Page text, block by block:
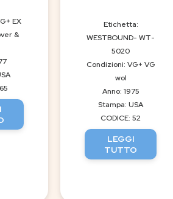
EX
&
Etichetta:
WESTBOUND- WT-
5020
Condizioni: VG+ VG
wol
Anno: 1975
Stampa: USA
CODICE: 52
LEGGI
TUTTO